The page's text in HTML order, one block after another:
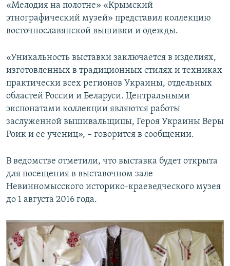
«Мелодия на полотне» «Крымский
этнографический музей» представил коллекцию
восточнославянской вышивки и одежды.
«Уникальность выставки заключается в изделиях,
изготовленных в традиционных стилях и техниках
практически всех регионов Украины, отдельных
областей России и Беларуси. Центральными
экспонатами коллекции являются работы
заслуженной вышивальщицы, Героя Украины Веры
Роик и ее учениц», – говорится в сообщении.
В ведомстве отметили, что выставка будет открыта
для посещения в выставочном зале
Невинномысского историко-краеведческого музея
до 1 августа 2016 года.